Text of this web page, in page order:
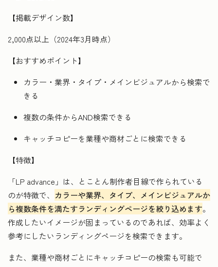
【掲載デザイン数】
2,000点以上（2024年3月時点）
【おすすめポイント】
カラー・業界・タイプ・メインビジュアルから検索で
きる
複数の条件からAND検索できる
キャッチコピーを業種や商材ごとに検索できる
【特徴】
「LP advance」は、とことん制作者目線で作られている
のが特徴で、 カラーや業界、タイプ、メインビジュアルか
ら複数条件を満たすランディングページを絞り込めます。
作成したいイメージが固まっているのであれば、効率よく
参考にしたいランディングページを検索できます。
また、業種や商材ごとにキャッチコピーの検索も可能で